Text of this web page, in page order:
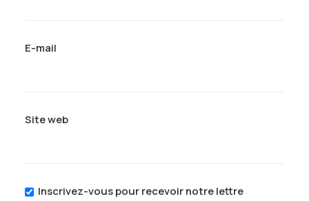
E-mail
Site web
Inscrivez-vous pour recevoir notre lettre